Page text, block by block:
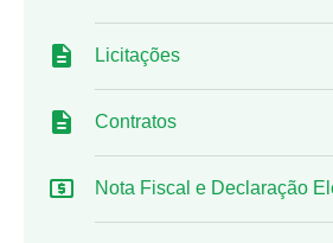
Licitações
Contratos
Nota Fiscal e Declaração